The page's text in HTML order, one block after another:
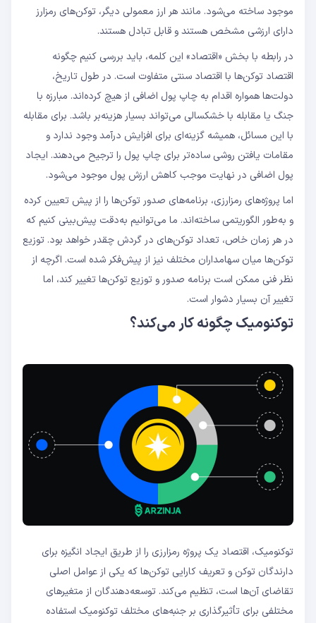
موجود ساخته می‌شود. مانند هر ارز معمولی دیگر، توکن‌های رمزارز
دارای ارزشی مشخص هستند و قابل تبادل هستند.
در رابطه با بخش «اقتصاد» این کلمه، باید بررسی کنیم چگونه
اقتصاد توکن‌ها با اقتصاد سنتی متفاوت است. در طول تاریخ،
دولت‌ها همواره اقدام به چاپ پول اضافی از هیچ کرده‌اند. مبارزه با
جنگ یا مقابله با خشکسالی می‌تواند بسیار هزینه‌بر باشد. برای مقابله
با این مسائل، همیشه گزینه‌ای برای افزایش درآمد وجود ندارد و
مقامات یافتن روشی ساده‌تر برای چاپ پول را ترجیح می‌دهند. ایجاد
پول اضافی در نهایت موجب کاهش ارزش پول موجود می‌شود.
اما پروژه‌های رمزارزی، برنامه‌های صدور توکن‌ها را از پیش تعیین کرده
و به‌طور الگوریتمی ساخته‌اند. ما می‌توانیم به‌دقت پیش‌بینی کنیم که
در هر زمان خاص، تعداد توکن‌های در گردش چقدر خواهد بود. توزیع
توکن‌ها میان سهامداران مختلف نیز از پیش‌فکر شده است. اگرچه از
نظر فنی ممکن است برنامه صدور و توزیع توکن‌ها تغییر کند، اما
تغییر آن بسیار دشوار است.
توکنومیک چگونه کار می‌کند؟
توکنومیک، اقتصاد یک پروژه رمزارزی را از طریق ایجاد انگیزه برای
دارندگان توکن و تعریف کارایی توکن‌ها که یکی از عوامل اصلی
تقاضای آن‌ها است، تنظیم می‌کند. توسعه‌دهندگان از متغیرهای
مختلفی برای تأثیرگذاری بر جنبه‌های مختلف توکنومیک استفاده